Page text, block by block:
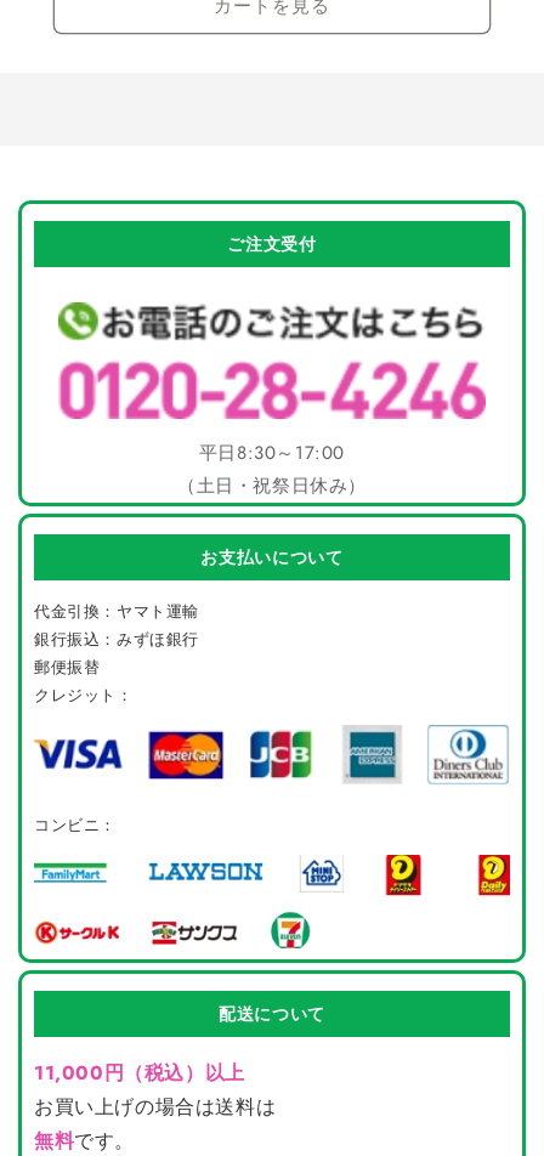
カートを見る
ご注文受付
平日8:30～17:00
（土日・祝祭日休み）
お支払いについて
代金引換：ヤマト運輸
銀行振込：みずほ銀行
郵便振替
クレジット：
コンビニ：
配送について
11,000円（税込）以上
お買い上げの場合は送料は
無料です。